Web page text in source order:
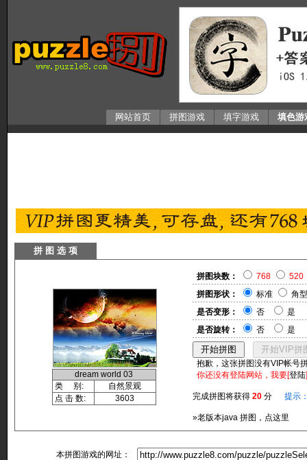
网站首页 拼图游戏 填字游戏 填色游
拼 图 选 项
dream world 03
类 别:
自然景观
点 击 数:
3603
拼图块数： 768
520
拼图形状：
标准
角型
是否变形：
否
是
是否旋转：
否 是
抱歉，这张拼图没有VIP帐号
你还没有登陆网站，我要[登陆
完成拼图将获得 20 分 提示
»老版本java 拼图，点这里
本拼图游戏的网址：